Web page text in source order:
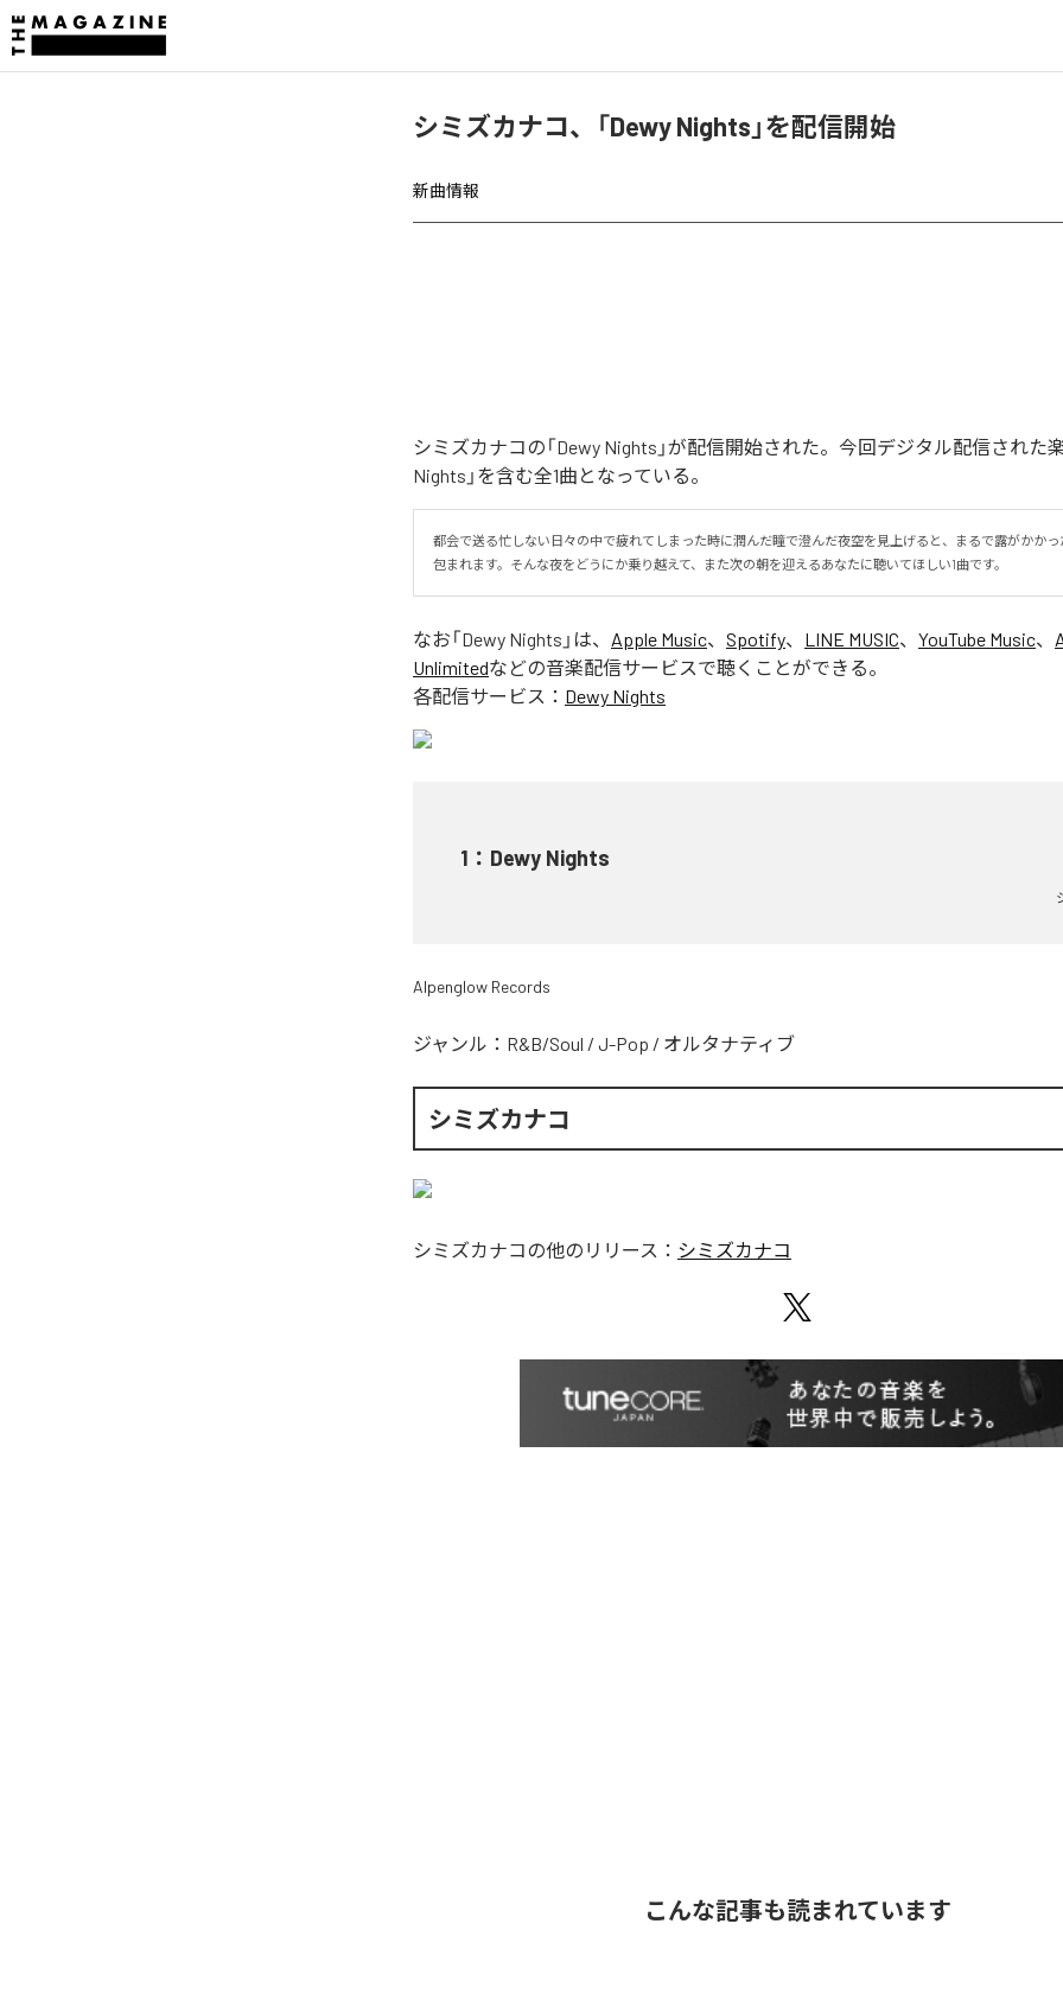
シミズカナコ、「Dewy Nights」を配信開始
新曲情報
シミズカナコの「Dewy Nights」が配信開始された。今回デジタル配信された
Nights」を含む全1曲となっている。
都会で送る忙しない日々の中で疲れてしまった時に潤んだ瞳で澄んだ夜空を見上げると、まるで露がかか
包まれます。そんな夜をどうにか乗り越えて、また次の朝を迎えるあなたに聴いてほしい1曲です。
なお「Dewy Nights 」は、 Apple Music、 Spotify、 LINE MUSIC、 YouTube Music、
Unlimitedなどの音楽配信サービスで聴くことができる。
各配信サービス： Dewy Nights
1 ： Dewy Nights
Alpenglow Records
ジャンル： R&B/Soul / J-Pop / オルタナティブ
シミズカナコ
シミズカナコの他のリリース： シミズカナコ
こんな記事も読まれています